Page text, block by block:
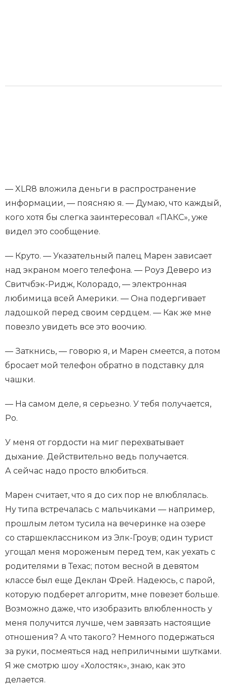
— XLR8 вложила деньги в распространение
информации, — поясняю я. — Думаю, что каждый,
кого хотя бы слегка заинтересовал «ПАКС», уже
видел это сообщение.
— Круто. — Указательный палец Марен зависает
над экраном моего телефона. — Роуз Деверо из
Свитчбэк-Ридж, Колорадо, — электронная
любимица всей Америки. — Она подергивает
ладошкой перед своим сердцем. — Как же мне
повезло увидеть все это воочию.
— Заткнись, — говорю я, и Марен смеется, а потом
бросает мой телефон обратно в подставку для
чашки.
— На самом деле, я серьезно. У тебя получается,
Ро.
У меня от гордости на миг перехватывает
дыхание. Действительно ведь получается.
А сейчас надо просто влюбиться.
Марен считает, что я до сих пор не влюблялась.
Ну типа встречалась с мальчиками — например,
прошлым летом тусила на вечеринке на озере
со старшеклассником из Элк-Гроув; один турист
угощал меня мороженым перед тем, как уехать с
родителями в Техас; потом весной в девятом
классе был еще Деклан Фрей. Надеюсь, с парой,
которую подберет алгоритм, мне повезет больше.
Возможно даже, что изобразить влюбленность у
меня получится лучше, чем завязать настоящие
отношения? А что такого? Немного подержаться
за руки, посмеяться над неприличными шутками.
Я же смотрю шоу «Холостяк», знаю, как это
делается.